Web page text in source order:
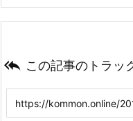
 この記事のトラッ